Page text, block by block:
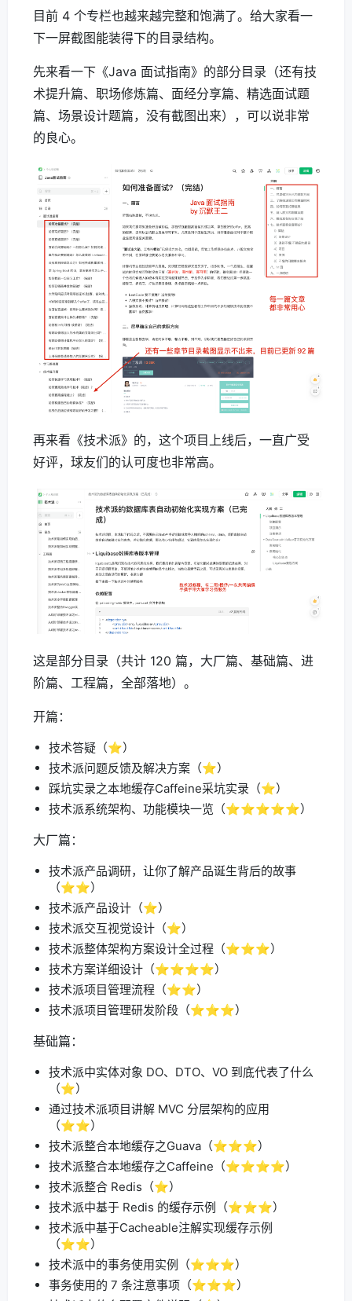
目前 4 个专栏也越来越完整和饱满了。给大家看一
下一屏截图能装得下的目录结构。
先来看一下《Java 面试指南》的部分目录（还有技
术提升篇、职场修炼篇、面经分享篇、精选面试题
篇、场景设计题篇，没有截图出来），可以说非常
的良心。
再来看《技术派》的，这个项目上线后，一直广受
好评，球友们的认可度也非常高。
这是部分目录（共计 120 篇，大厂篇、基础篇、进
阶篇、工程篇，全部落地）。
开篇：
技术答疑（⭐️）
技术派问题反馈及解决方案（⭐️）
踩坑实录之本地缓存Caffeine采坑实录（⭐️）
技术派系统架构、功能模块一览（⭐️⭐️⭐️⭐️⭐️）
大厂篇：
技术派产品调研，让你了解产品诞生背后的故事
（⭐️⭐️）
技术派产品设计（⭐️）
技术派交互视觉设计（⭐️）
技术派整体架构方案设计全过程（⭐️⭐️⭐️）
技术方案详细设计（⭐️⭐️⭐️⭐️）
技术派项目管理流程（⭐️⭐️）
技术派项目管理研发阶段（⭐️⭐️⭐️）
基础篇：
技术派中实体对象 DO、DTO、VO 到底代表了什么
（⭐️）
通过技术派项目讲解 MVC 分层架构的应用
（⭐️⭐️）
技术派整合本地缓存之Guava（⭐️⭐️⭐️）
技术派整合本地缓存之Caffeine（⭐️⭐️⭐️⭐️）
技术派整合 Redis（⭐️）
技术派中基于 Redis 的缓存示例（⭐️⭐️⭐️）
技术派中基于Cacheable注解实现缓存示例
（⭐️⭐️）
技术派中的事务使用实例（⭐️⭐️⭐️）
事务使用的 7 条注意事项（⭐️⭐️⭐️）